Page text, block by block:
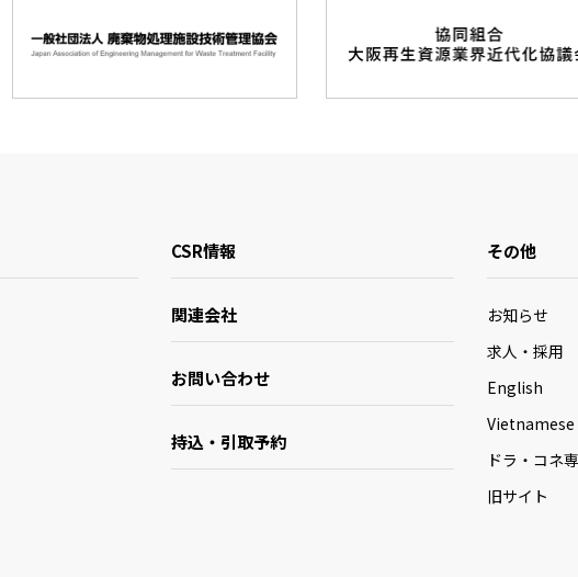
CSR情報
関連会社
お問い合わせ
持込・引取予約
その他
お知らせ
求人・採用
English
Vietnamese
ドラ・コネ
旧サイト